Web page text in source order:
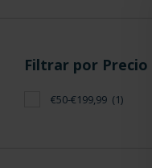
Filtrar por Precio
€50-€199,99 (1)